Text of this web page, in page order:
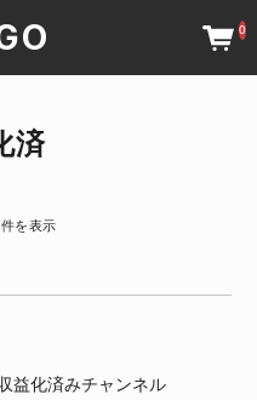
0
済
を表示
益化済みチャンネル